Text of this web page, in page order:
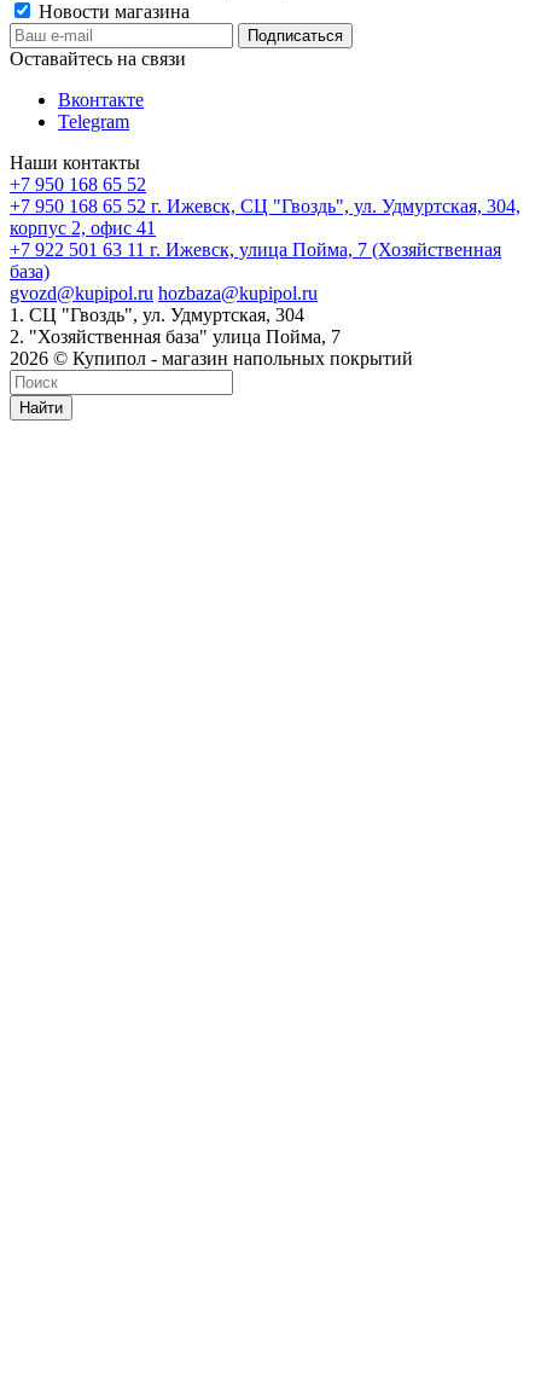
Новости магазина
Оставайтесь на связи
Вконтакте
Telegram
Наши контакты
+7 950 168 65 52
+7 950 168 65 52 г. Ижевск, СЦ "Гвоздь", ул. Удмуртская, 304,
корпус 2, офис 41
+7 922 501 63 11 г. Ижевск, улица Пойма, 7 (Хозяйственная
база)
gvozd@kupipol.ru hozbaza@kupipol.ru
1. СЦ "Гвоздь", ул. Удмуртская, 304
2. "Хозяйственная база" улица Пойма, 7
2026 © Купипол - магазин напольных покрытий
Найти